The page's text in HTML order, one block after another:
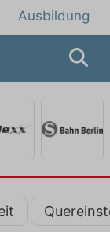
Ausbildung